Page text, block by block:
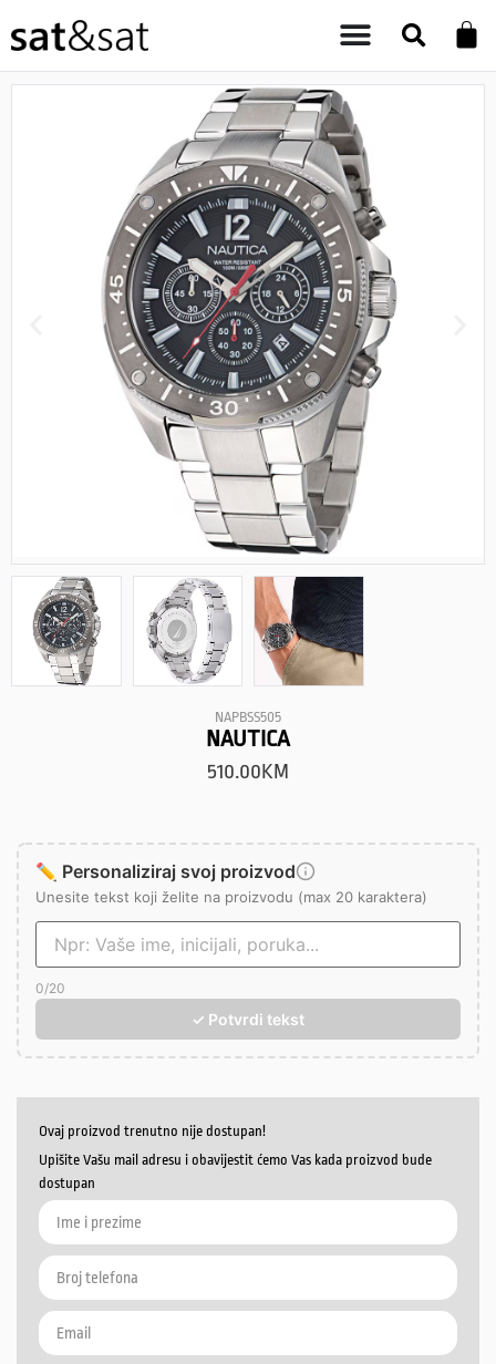
NAPBSS505
NAUTICA
510.00KM
✏️ Personaliziraj svoj proizvod
Unesite tekst koji želite na proizvodu (max 20 karaktera)
0/20
✓ Potvrdi tekst
Ovaj proizvod trenutno nije dostupan!
Upišite Vašu mail adresu i obavijestit ćemo Vas kada proizvod bude
dostupan